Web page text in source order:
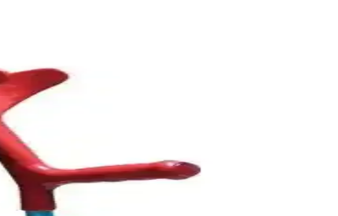
yorumlarıyla en uygun seçimi yapmanıza yardımcı oluyoruz.
doğru seçimi yapmanıza yardımcı oluyoruz.
güvenlik özellikleri karşılaştırılarak en uygun seçenek belirleniyor.
tasarımıyla günlük yaşamda bağımsızlığı destekler.